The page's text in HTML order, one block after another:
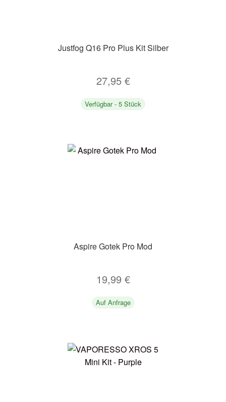
Justfog Q16 Pro Plus Kit Silber
27,95 €
Verfügbar - 5 Stück
Aspire Gotek Pro Mod
19,99 €
Auf Anfrage